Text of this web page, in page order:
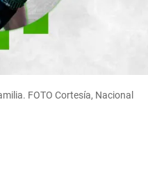
FOTO Cortesía, Nacional